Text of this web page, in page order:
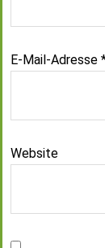
E-Mail-Adresse
Website